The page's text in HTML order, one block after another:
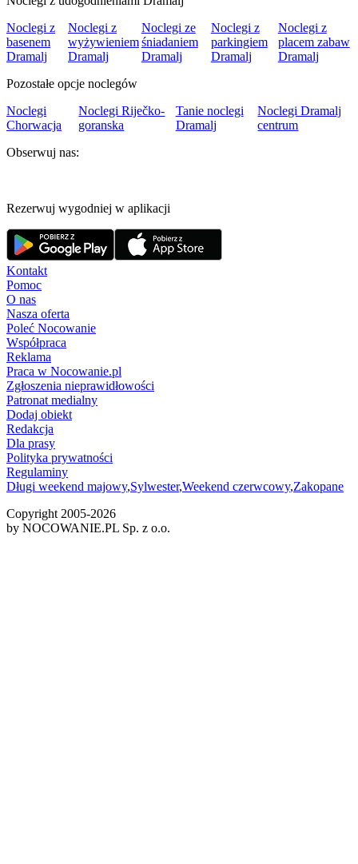
Noclegi z
basenem
Dramalj
Noclegi z
wyżywieniem
Dramalj
Noclegi ze
śniadaniem
Dramalj
Noclegi z
parkingiem
Dramalj
Noclegi z
placem zabaw
Dramalj
Pozostałe opcje noclegów
Noclegi
Chorwacja
Noclegi Riječko-
goranska
Tanie noclegi
Dramalj
Noclegi Dramalj
centrum
Obserwuj nas:
Rezerwuj wygodniej w aplikacji
Kontakt
Pomoc
O nas
Nasza oferta
Poleć Nocowanie
Współpraca
Reklama
Praca w Nocowanie.pl
Zgłoszenia nieprawidłowości
Patronat medialny
Dodaj obiekt
Redakcja
Dla prasy
Polityka prywatności
Regulaminy
Długi weekend majowy,Sylwester,Weekend czerwcowy,Zakopane
Copyright 2005-2026
by NOCOWANIE.PL Sp. z o.o.